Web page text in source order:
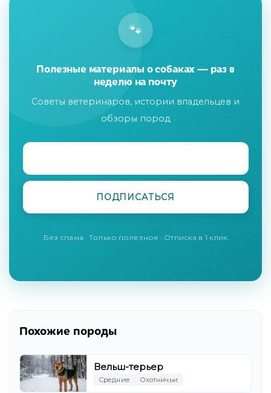
🐾
Полезные материалы о собаках — раз в
неделю на почту
Советы ветеринаров, истории владельцев и
обзоры пород
Без спама · Только полезное · Отписка в 1 клик
Похожие породы
Вельш-терьер
Средние Охотничьи